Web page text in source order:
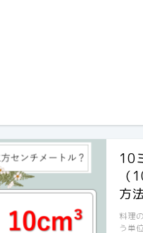
10
（
方
料理
う単